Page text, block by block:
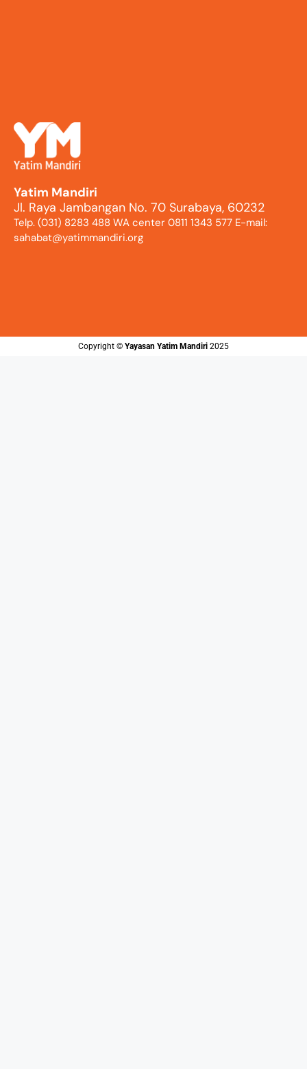
Yatim Mandiri
Jl. Raya Jambangan No. 70 Surabaya, 60232
Telp. (031) 8283 488 WA center 0811 1343 577 E-mail:
sahabat@yatimmandiri.org
Copyright ©️ Yayasan Yatim Mandiri 2025